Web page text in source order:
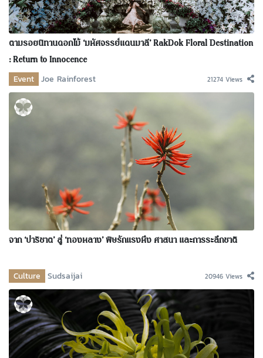
ตามรอยนิทานดอกไม้ ‘มหัศจรรย์แดนมาลี’ RakDok Floral Destination
: Return to Innocence
Event Joe Rainforest 21274 Views
จาก ‘ปาริชาต’ สู่ ‘ทองหลาง’ พิษรักแรงหึง ศาสนา และการระลึกชาติ
Culture Sudsaijai 20946 Views